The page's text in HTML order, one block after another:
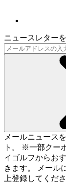
ニュースレター
メールニュース
ト。 ※一部クー
イゴルフからお
きます。 メール
上登録してくださ